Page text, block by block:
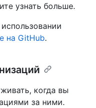
узнать больше.
на GitHub.
когда вы
за ними.